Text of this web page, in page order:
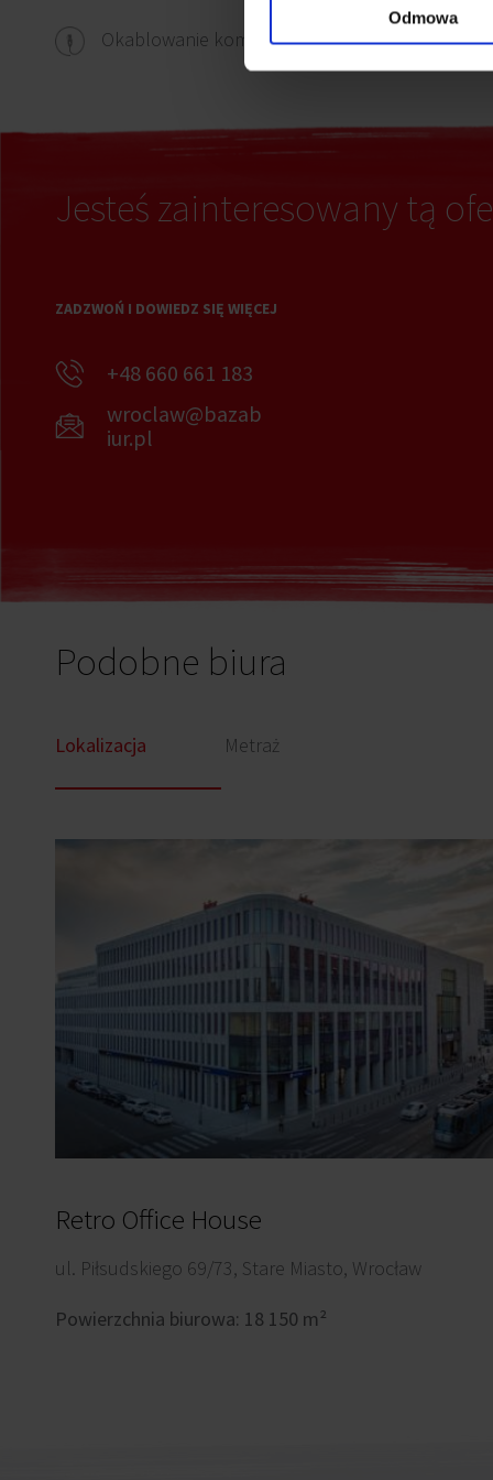
Odmowa
Okablowanie komputerowe
Jesteś zainteresowany tą
ZADZWOŃ I DOWIEDZ SIĘ WIĘCEJ
+48 660 661 183
wroclaw@bazab
iur.pl
Podobne biura
Lokalizacja Metraż
Retro Office House
ul. Piłsudskiego 69/73, Stare Miasto, Wrocław
Powierzchnia biurowa: 18 150 m²